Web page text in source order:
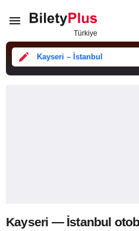
Kayseri – İstanbul
Kayseri — İstanbul